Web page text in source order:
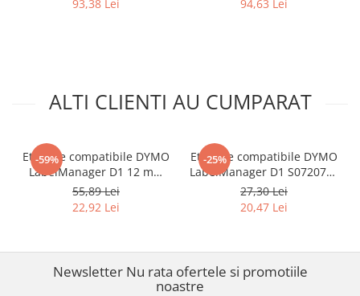
identificare prioritara
93,38 Lei
echipamente, active si
94,63 Lei
ALTI CLIENTI AU CUMPARAT
-59%
Etichete compatibile DYMO
LabelManager D1 12 mm
alb pe negru pentru
inventariere, active și
organizare profesională,
3D35
55,89 Lei
22,92 Lei
-25%
Etichete compatibile DYMO
LabelManager D1 S0720780
negru pe alb 6 mm pentru
organizare generală, CD,
DVD și arhivare
27,30 Lei
20,47 Lei
Newsletter Nu rata ofertele si promotiile
noastre